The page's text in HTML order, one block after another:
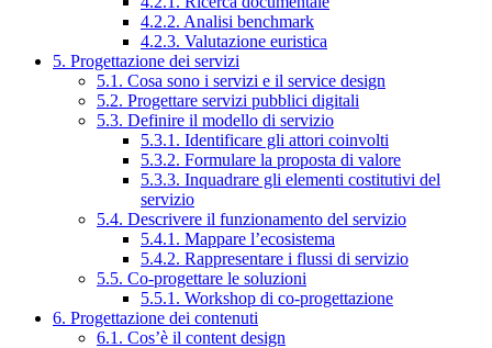
4.2.2. Analisi benchmark
4.2.3. Valutazione euristica
5. Progettazione dei servizi
5.1. Cosa sono i servizi e il service design
5.2. Progettare servizi pubblici digitali
5.3. Definire il modello di servizio
5.3.1. Identificare gli attori coinvolti
5.3.2. Formulare la proposta di valore
5.3.3. Inquadrare gli elementi costitutivi del
servizio
5.4. Descrivere il funzionamento del servizio
5.4.1. Mappare l’ecosistema
5.4.2. Rappresentare i flussi di servizio
5.5. Co-progettare le soluzioni
5.5.1. Workshop di co-progettazione
6. Progettazione dei contenuti
6.1. Cos’è il content design